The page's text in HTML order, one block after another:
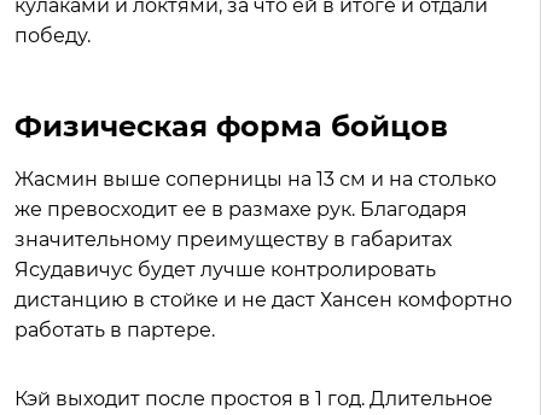
кулаками и локтями, за что ей в итоге и отдали
победу.
Физическая форма бойцов
Жасмин выше соперницы на 13 см и на столько
же превосходит ее в размахе рук. Благодаря
значительному преимуществу в габаритах
Ясудавичус будет лучше контролировать
дистанцию в стойке и не даст Хансен комфортно
работать в партере.
Кэй выходит после простоя в 1 год. Длительное